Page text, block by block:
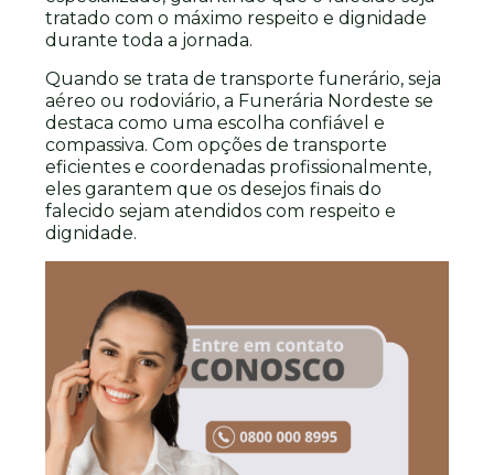
tratado com o máximo respeito e dignidade
durante toda a jornada.
Quando se trata de transporte funerário, seja
aéreo ou rodoviário, a Funerária Nordeste se
destaca como uma escolha confiável e
compassiva. Com opções de transporte
eficientes e coordenadas profissionalmente,
eles garantem que os desejos finais do
falecido sejam atendidos com respeito e
dignidade.